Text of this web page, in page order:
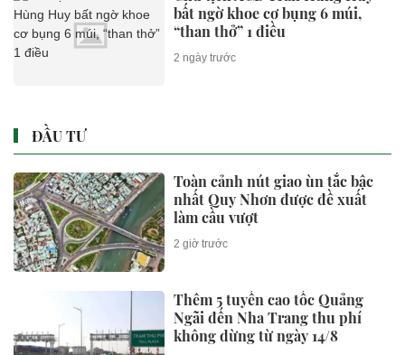
bất ngờ khoe cơ bụng 6 múi,
“than thở” 1 điều
2 ngày trước
ĐẦU TƯ
Toàn cảnh nút giao ùn tắc bậc
nhất Quy Nhơn được đề xuất
làm cầu vượt
2 giờ trước
Thêm 5 tuyến cao tốc Quảng
Ngãi đến Nha Trang thu phí
không dừng từ ngày 14/8